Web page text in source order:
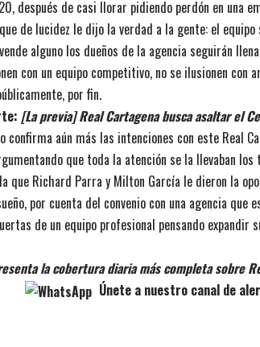
después de casi llorar pidiendo perdón en una
de lucidez le dijo la verdad a la gente: el
alguno los dueños de la agencia seguirán
con un equipo competitivo, no se ilusionen con
por fin.
[La previa] Real Cartagena busca asaltar el
confirma aún más las intenciones con este Real
que toda la atención se la llevaban
que Richard Parra y Milton García le dieron la
por cuenta del convenio con una agencia que
de un equipo profesional pensando expandir
la cobertura diaria más completa sobre
Únete a nuestro canal de